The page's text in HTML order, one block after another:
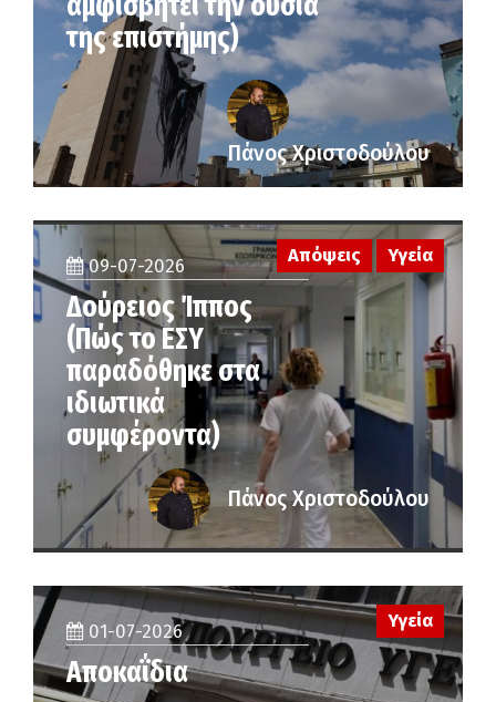
της επιστήμης)
Πάνος Χριστοδούλου
09-07-2026
Δούρειος Ίππος
(Πώς το ΕΣΥ
παραδόθηκε στα
ιδιωτικά
συμφέροντα)
Απόψεις Υγεία
Πάνος Χριστοδούλου
01-07-2026
Αποκαΐδια
Υγεία